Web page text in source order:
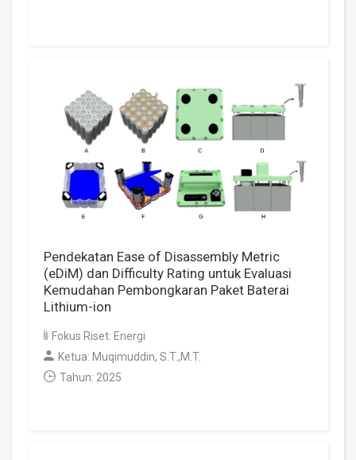
Pendekatan Ease of Disassembly Metric
(eDiM) dan Difficulty Rating untuk Evaluasi
Kemudahan Pembongkaran Paket Baterai
Lithium-ion
Fokus Riset: Energi
Ketua: Muqimuddin, S.T.,M.T.
Tahun: 2025